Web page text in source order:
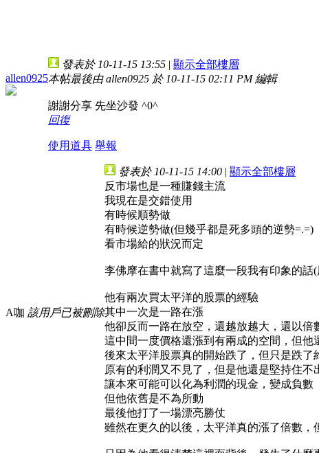
allen0925
發表於 10-11-15 13:55 | 顯示全部樓層
本帖最後由 allen0925 於 10-11-15 02:11 PM 編輯
謝謝分享 先坐沙發 ^0^
回復
使用道具 舉報
A咖 該用戶已被刪除
發表於 10-11-15 14:00 | 顯示全部樓層
反市場也是一種賺錢主流
我現在是交錯使用
有時候順勢做
有時候逆勢做(但幾乎都是死多頭的逆勢=.=)
看市場給的狀況而定
李佛摩在書中就寫了這麼一段我有印象的話
他有兩次買太平洋的股票的經驗
其中一次是一路在漲
他卻反而一路在放空，還越放越大，還以倍
這中間一度價格還漲到有兩成的空間，但他
後來太平洋股票真的開始跌了，但只是跌了
原有的利潤又不見了，但是他還是堅持住不
讓本來可能可以化為利潤的現金，變成負數
但他依舊是不為所動
最後他打了一場漂亮勝仗
雖然在更久的以後，太平洋真的漲了倍數，